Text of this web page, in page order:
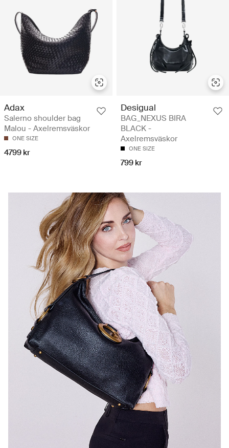
Adax
Salerno shoulder bag
Malou - Axelremsväskor
ONE SIZE
4799 kr
Desigual
BAG_NEXUS BIRA
BLACK -
Axelremsväskor
ONE SIZE
799 kr